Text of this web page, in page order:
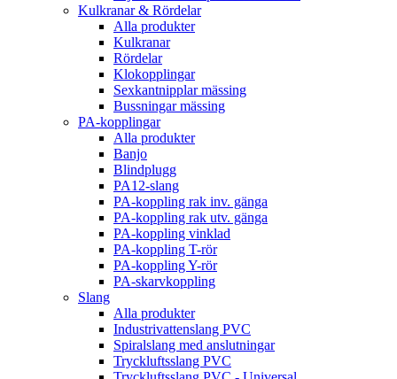
Kulkranar & Rördelar
Alla produkter
Kulkranar
Rördelar
Klokopplingar
Sexkantnipplar mässing
Bussningar mässing
PA-kopplingar
Alla produkter
Banjo
Blindplugg
PA12-slang
PA-koppling rak inv. gänga
PA-koppling rak utv. gänga
PA-koppling vinklad
PA-koppling T-rör
PA-koppling Y-rör
PA-skarvkoppling
Slang
Alla produkter
Industrivattenslang PVC
Spiralslang med anslutningar
Tryckluftsslang PVC